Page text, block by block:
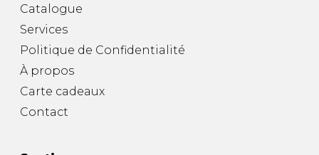
Catalogue
Services
Politique de Confidentialité
À propos
Carte cadeaux
Contact